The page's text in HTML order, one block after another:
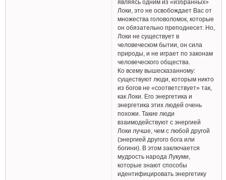
являясь одним из «избранных»
Локи, это не освобождает Вас от
множества головоломок, которые
он обязательно преподнесет. Но,
Локи не существует в
человеческом бытии, он сила
природы, и не играет по законам
человеческого общества.
Ко всему вышесказанному:
существуют люди, которым никто
из богов не «соответствует» так,
как Локи. Его энергетика и
энергетика этих людей очень
похожи. Такие люди
взаимодействуют с энергией
Локи лучше, чем с любой другой
(энергией другого бога или
богини). В этом заключается
мудрость народа Лукуми,
которые знают способы
идентифицировать энергетику